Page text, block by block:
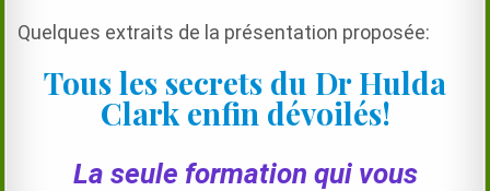
Quelques extraits de la présentation proposée:
Tous les secrets du Dr Hulda
Clark enfin dévoilés!
La seule formation qui vous